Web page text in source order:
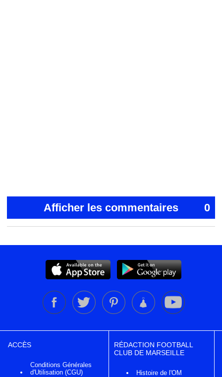
Afficher les commentaires 0
ACCÈS
Conditions Générales
d'Utilisation (CGU)
RÉDACTION FOOTBALL
CLUB DE MARSEILLE
Histoire de l'OM